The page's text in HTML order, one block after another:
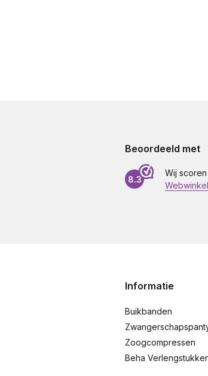
Beoordeeld met
8.3
Wij
Informatie
Buikbanden
Zoogcompressen
Beha